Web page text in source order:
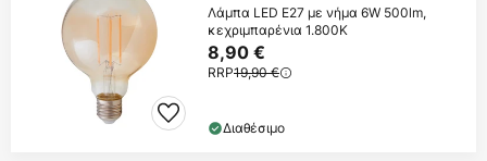
Λάμπα LED E27 με νήμα 6W 500lm,
κεχριμπαρένια 1.800K
8,90 €
RRP19,90 €
Διαθέσιμο